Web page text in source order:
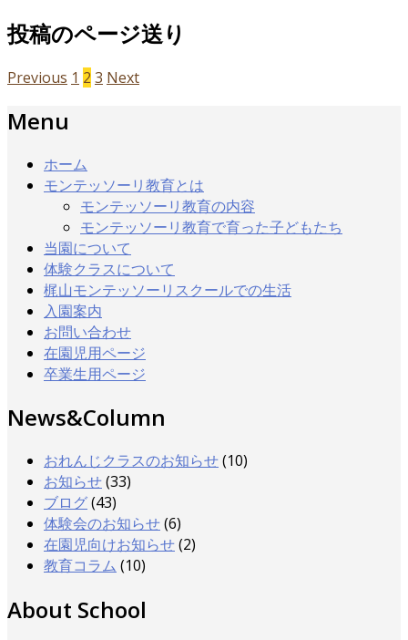
投稿のページ送り
Previous 1 2 3 Next
Menu
ホーム
モンテッソーリ教育とは
モンテッソーリ教育の内容
モンテッソーリ教育で育った子どもたち
当園について
体験クラスについて
梶山モンテッソーリスクールでの生活
入園案内
お問い合わせ
在園児用ページ
卒業生用ページ
News&Column
おれんじクラスのお知らせ(10)
お知らせ(33)
ブログ(43)
体験会のお知らせ(6)
在園児向けお知らせ(2)
教育コラム (10)
About School